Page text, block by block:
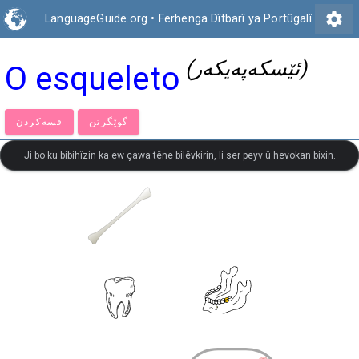
LanguageGuide.org • Ferhenga Dîtbarî ya Portûgalî settings
O esqueleto (ئێسکەپەیکەر)
قسەكردن گوێگرتن
Ji bo ku bibihîzin ka ew çawa têne bilêvkirin, li ser peyv û hevokan bixin.